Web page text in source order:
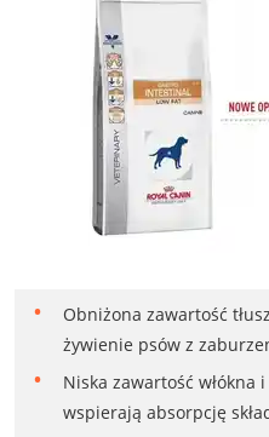
Obniżona zawartość
żywienie psów z
Niska zawartość włókna
wspierają absorpcję